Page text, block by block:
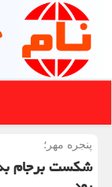
پنجره مهر؛
شكست برجام